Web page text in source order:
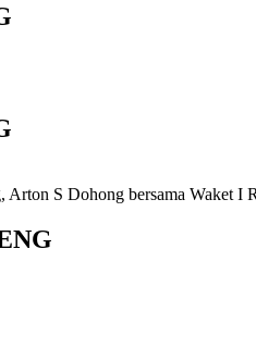
S Dohong bersama Waket